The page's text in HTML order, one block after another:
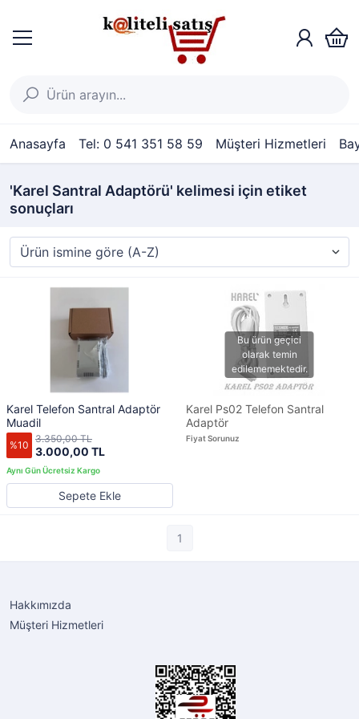
Anasayfa Tel: 0 541 351 58 59 Müşteri Hizmetleri
'Karel Santral Adaptörü' kelimesi için etiket
sonuçları
Karel Telefon Santral Adaptör
Muadil
%10 3.000,00 TL
3.350,00 TL
Sepete Ekle
Karel Ps02 Telefon Santral
Adaptör
Fiyat Sorunuz
1
Hakkımızda
Müşteri Hizmetleri